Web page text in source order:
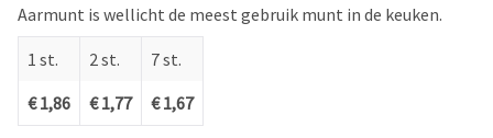
Aarmunt is wellicht de meest gebruik munt in de keuken.
1 st.
€ 1,86
2 st.
€ 1,77
7 st.
€ 1,67